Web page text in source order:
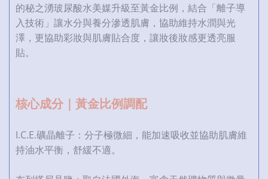
的秘之湧玻尿酸水美媒升級至黃金比例，結合「離子導
入技術」讓水分與養分滲透肌膚，協助維持水潤與光
澤，更協助彩妝與肌膚貼合度，讓妝後妝感更透亮服
貼。
核心成分｜黃金比例調配
I.C.E.礦晶離子：分子極微細，能加速吸收並協助肌膚維
持油水平衡，舒緩不適。